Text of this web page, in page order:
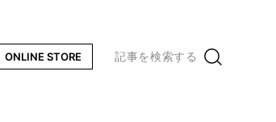
ONLINE STORE 記事を検索する